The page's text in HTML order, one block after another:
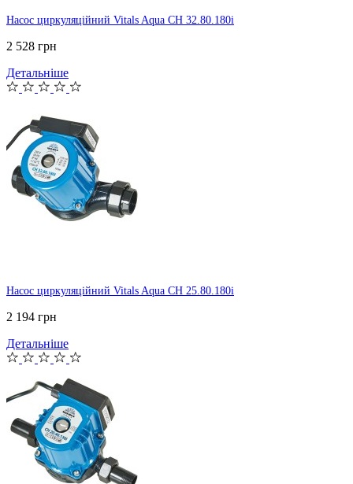
Насос циркуляційний Vitals Aqua CH 32.80.180i
2 528 грн
Детальніше
Насос циркуляційний Vitals Aqua CH 25.80.180i
2 194 грн
Детальніше